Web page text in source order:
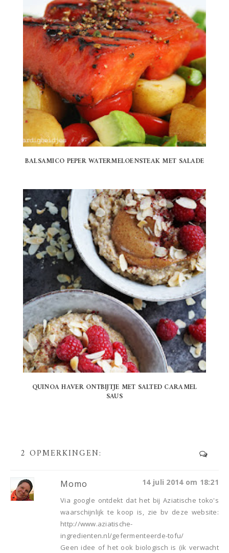
BALSAMICO PEPER WATERMELOENSTEAK MET SALADE
QUINOA HAVER ONTBIJTJE MET SALTED CARAMEL
SAUS
2 OPMERKINGEN:
Momo 14 juli 2014 om 18:21
Via google ontdekt dat het bij Aziatische toko's
waarschijnlijk te koop is, zie bv deze website:
http://www.aziatische-
ingredienten.nl/gefermenteerde-tofu/
Geen idee of het ook biologisch is (ik verwacht